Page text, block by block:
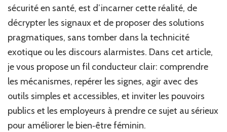
sécurité en santé, est d’incarner cette réalité, de
décrypter les signaux et de proposer des solutions
pragmatiques, sans tomber dans la technicité
exotique ou les discours alarmistes. Dans cet article,
je vous propose un fil conducteur clair: comprendre
les mécanismes, repérer les signes, agir avec des
outils simples et accessibles, et inviter les pouvoirs
publics et les employeurs à prendre ce sujet au sérieux
pour améliorer le bien‑être féminin.